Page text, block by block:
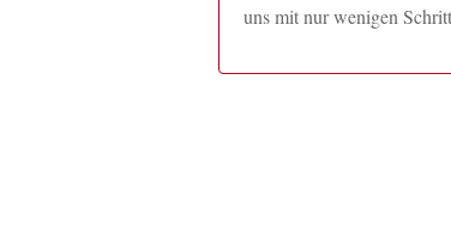
uns mit nur wenigen